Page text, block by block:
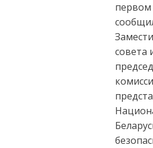
первом
совета